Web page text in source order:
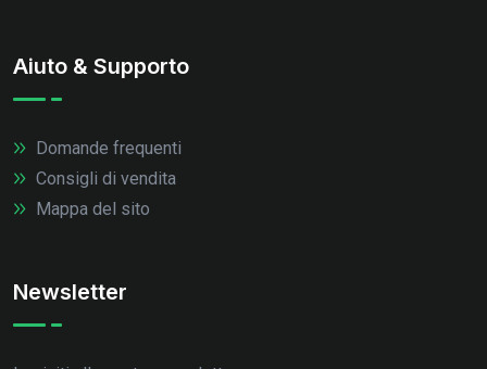
Aiuto & Supporto
Domande frequenti
Consigli di vendita
Mappa del sito
Newsletter